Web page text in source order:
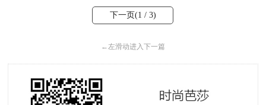
下一页(1 / 3)
←左滑动进入下一篇